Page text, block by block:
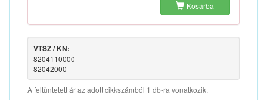
Kosárba
VTSZ / KN:
8204110000
82042000
A feltüntetett ár az adott cikkszámból 1 db-ra vonatkozik.